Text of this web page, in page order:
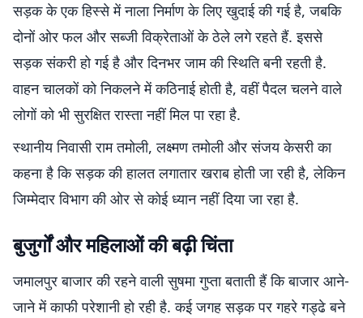
सड़क के एक हिस्से में नाला निर्माण के लिए खुदाई की गई है, जबकि
दोनों ओर फल और सब्जी विक्रेताओं के ठेले लगे रहते हैं. इससे
सड़क संकरी हो गई है और दिनभर जाम की स्थिति बनी रहती है.
वाहन चालकों को निकलने में कठिनाई होती है, वहीं पैदल चलने वाले
लोगों को भी सुरक्षित रास्ता नहीं मिल पा रहा है.
स्थानीय निवासी राम तमोली, लक्ष्मण तमोली और संजय केसरी का
कहना है कि सड़क की हालत लगातार खराब होती जा रही है, लेकिन
जिम्मेदार विभाग की ओर से कोई ध्यान नहीं दिया जा रहा है.
बुजुर्गों और महिलाओं की बढ़ी चिंता
जमालपुर बाजार की रहने वाली सुषमा गुप्ता बताती हैं कि बाजार आने-
जाने में काफी परेशानी हो रही है. कई जगह सड़क पर गहरे गड्ढे बने